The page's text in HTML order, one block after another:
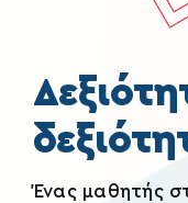
Ένας μαθητής